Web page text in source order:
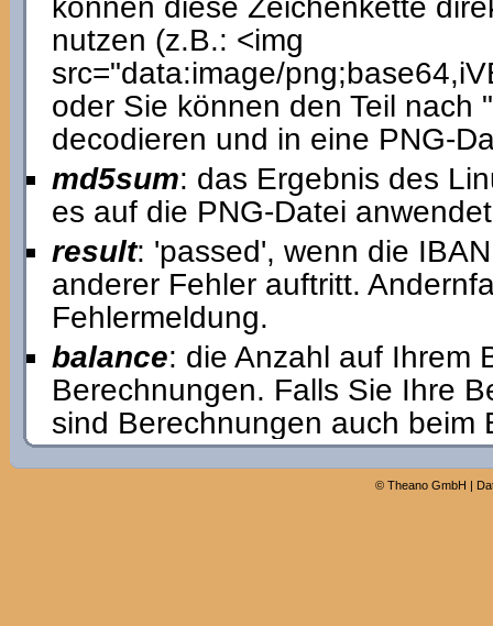
können diese Zeichenkette
nutzen (z.B.: <img
src="data:image/
oder Sie können den Teil nach
decodieren und in eine PNG-
md5sum: das Ergebnis des
es auf die PNG-Datei
result: 'passed', wenn die
anderer Fehler auftritt.
Fehlermeldung.
balance: die Anzahl auf Ihrem
Berechnungen. Falls Sie Ihre
sind Berechnungen auch beim
© Theano GmbH |